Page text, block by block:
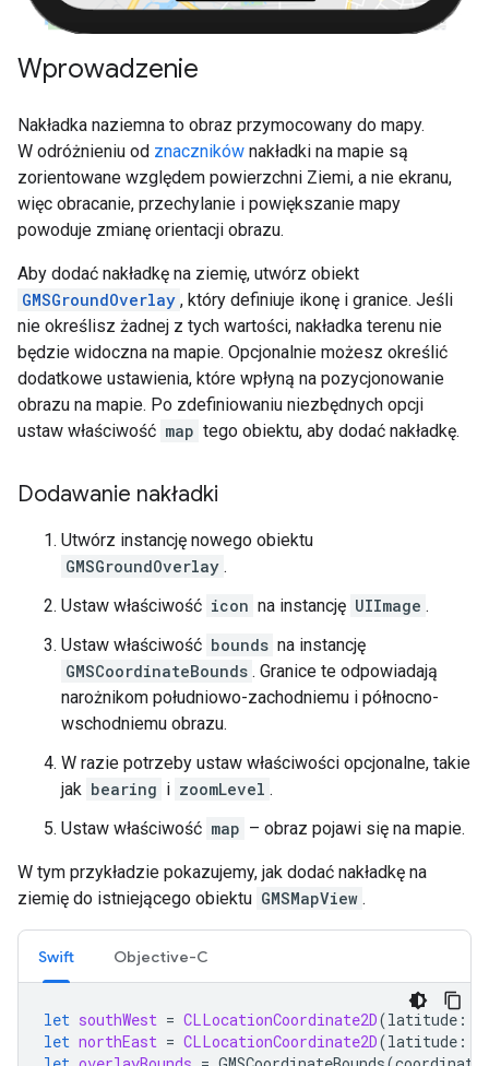
Wprowadzenie
Nakładka naziemna to obraz przymocowany do mapy.
W odróżnieniu od znaczników nakładki na mapie są
zorientowane względem powierzchni Ziemi, a nie ekranu,
więc obracanie, przechylanie i powiększanie mapy
powoduje zmianę orientacji obrazu.
Aby dodać nakładkę na ziemię, utwórz obiekt
GMSGroundOverlay , który definiuje ikonę i granice. Jeśli
nie określisz żadnej z tych wartości, nakładka terenu nie
będzie widoczna na mapie. Opcjonalnie możesz określić
dodatkowe ustawienia, które wpłyną na pozycjonowanie
obrazu na mapie. Po zdefiniowaniu niezbędnych opcji
ustaw właściwość map tego obiektu, aby dodać nakładkę.
Dodawanie nakładki
Utwórz instancję nowego obiektu
GMSGroundOverlay .
Ustaw właściwość icon na instancję UIImage .
Ustaw właściwość bounds na instancję
GMSCoordinateBounds . Granice te odpowiadają
narożnikom południowo-zachodniemu i północno-
wschodniemu obrazu.
W razie potrzeby ustaw właściwości opcjonalne, takie
jak bearing i zoomLevel .
Ustaw właściwość map – obraz pojawi się na mapie.
W tym przykładzie pokazujemy, jak dodać nakładkę na
ziemię do istniejącego obiektu GMSMapView .
Swift Objective-C
let southWest = CLLocationCoordinate2D(latitude :
let northEast = CLLocationCoordinate2D(latitude :